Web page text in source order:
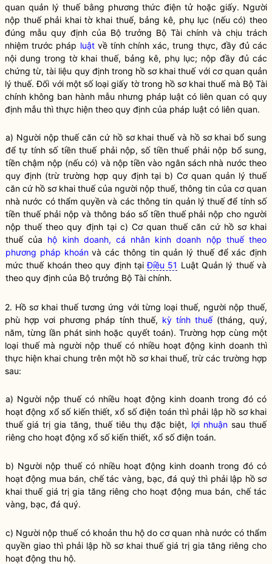
quan quản lý thuế bằng phương thức điện tử hoặc giấy. Người
nộp thuế phải khaitờ khai thuế, bảng kê, phụ lục (nếu có) theo
đúng mẫu quy định của Bộ trưởng Bộ Tài chính và chịu trách
nhiệm trước pháp luậtvề tính chính xác, trung thực, đầy đủ các
nội dung trong tờ khai thuế, bảng kê, phụ lục; nộp đầy đủ các
chứng từ, tài liệu quy định trong hồ sơ khai thuế với cơ quan quản
lý thuế. Đối với một số loại giấy tờ trong hồ sơ khai thuế mà Bộ Tài
chính không ban hành mẫu nhưng pháp luật có liên quan có quy
định mẫu thì thực hiện theo quy định của pháp luật có liên quan.
a) Người nộp thuế căn cứ hồ sơ khai thuế và hồ sơ khai bổ sung
để tự tính số tiền thuế phải nộp, số tiền thuế phải nộp bổ sung,
tiền chậm nộp (nếu có) và nộp tiền vào ngân sách nhà nước theo
quy định (trừ trường hợp quy định tại b) Cơ quan quản lý thuế
căn cứ hồ sơ khai thuế của người nộp thuế, thông tin của cơ quan
nhà nước có thẩmquyền và các thông tin quản lý thuế để tính số
tiền thuế phải nộp và thông báo số tiền thuế phải nộp cho người
nộp thuế theo quy định tại c) Cơ quan thuế căn cứ hồ sơ khai
thuế của hộ kinh doanh, cá nhân kinh doanh nộp thuế theo
phương pháp khoánvà các thông tin quản lý thuế để xác định
mức thuế khoán theo quy định tạiĐiều 51 Luật Quản lý thuế và
theo quy định của Bộ trưởng Bộ Tài chính.
2. Hồ sơ khai thuế tương ứng với từng loại thuế, người nộp thuế,
phù hợp vơi phương pháp tính thuế, kỳ tính thuế(tháng, quý,
năm, từng lần phát sinh hoặc quyết toán). Trường hợp cùng một
loại thuế mà người nộp thuế có nhiều hoạt động kinh doanh thì
thực hiện khai chung trên một hồ sơ khai thuế, trừ các trường hợp
sau:
a) Người nộpthuếcó nhiều hoạt động kinh doanh trong đó có
hoạt động xổ số kiến thiết, xổ số điện toán thì phải lập hồ sơ khai
thuếgiá trị gia tăng, thuếtiêu thụ đặc biệt, lợi nhuậnsauthuế
riêng cho hoạt động xổ số kiến thiết, xổ số điện toán.
b) Người nộp thuếcó nhiều hoạt động kinh doanh trong đó có
hoạt động mua bán, chế tác vàng, bạc, đá quý thì phải lập hồ sơ
khaithuếgiá trị gia tăng riêng cho hoạt động mua bán, chế tác
vàng, bạc, đá quý.
c) Người nộpthuếcó khoản thu hộ do cơ quan nhà nước có thẩm
quyền giao thì phải lập hồ sơ khai thuếgiá trị gia tăng riêng cho
hoạt động thu hộ.